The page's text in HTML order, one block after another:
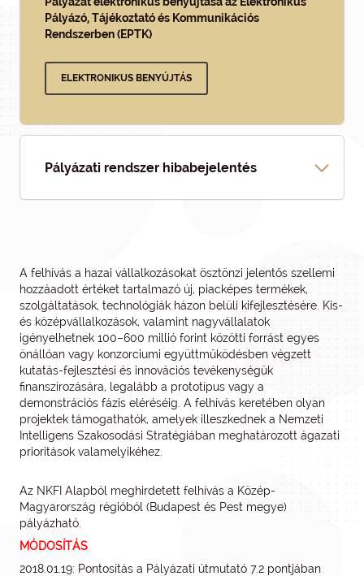
Pályázó, Tájékoztató és Kommunikációs
Rendszerben (EPTK)
ELEKTRONIKUS BENYÚJTÁS
Pályázati rendszer hibabejelentés
A felhívás a hazai vállalkozásokat ösztönzi jelentős szellemi
hozzáadott értéket tartalmazó új, piacképes termékek,
szolgáltatások, technológiák házon belüli kifejlesztésére. Kis-
és középvállalkozások, valamint nagyvállalatok
igényelhetnek 100–600 millió forint közötti forrást egyes
önállóan vagy konzorciumi együttműködésben végzett
kutatás-fejlesztési és innovációs tevékenységük
finanszírozására, legalább a prototípus vagy a
demonstrációs fázis eléréséig. A felhívás keretében olyan
projektek támogathatók, amelyek illeszkednek a Nemzeti
Intelligens Szakosodási Stratégiában meghatározott ágazati
prioritások valamelyikéhez.
Az NKFI Alapból meghirdetett felhívás a Közép-
Magyarország régióból (Budapest és Pest megye)
pályázható.
MÓDOSÍTÁS
2018.01.19: Pontosítás a Pályázati útmutató 7.2 pontjában